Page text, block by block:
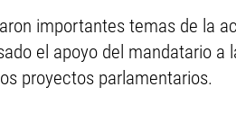
importantes temas de la
el apoyo del mandatario
proyectos parlamentarios.